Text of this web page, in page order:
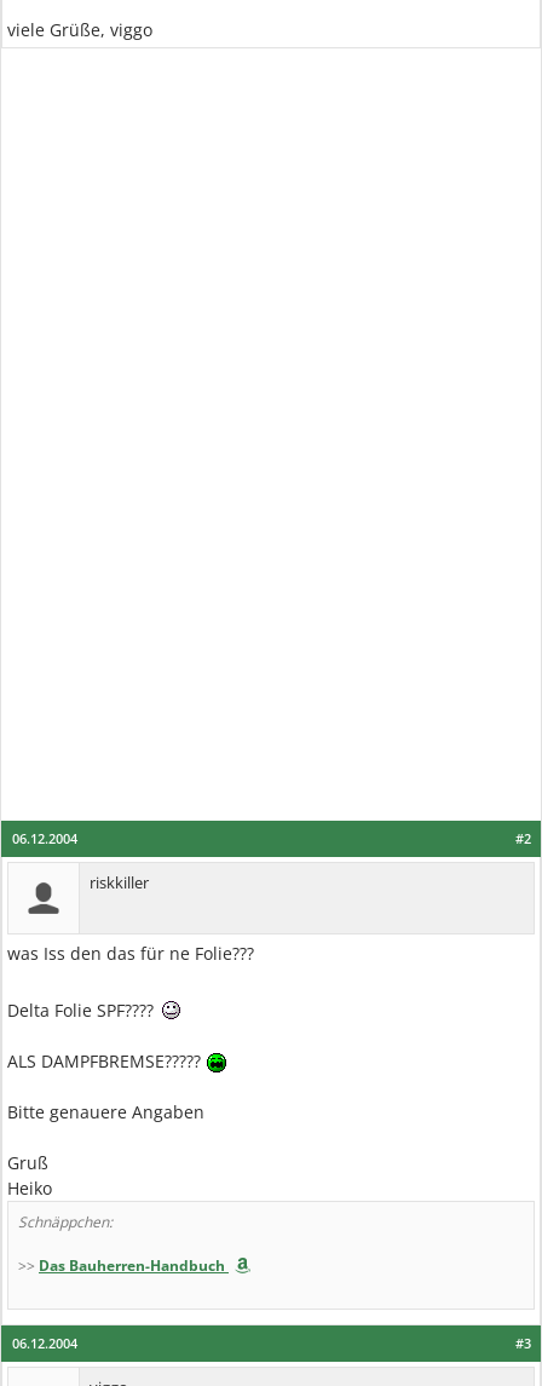
viele Grüße, viggo
#2
06.12.2004
riskkiller
was Iss den das für ne Folie???
Delta Folie SPF????
ALS DAMPFBREMSE?????
Bitte genauere Angaben
Gruß
Heiko
Schnäppchen:
>> Das Bauherren-Handbuch
#3
06.12.2004